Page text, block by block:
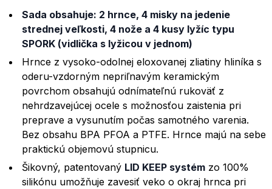
Sada obsahuje: 2 hrnce, 4 misky na jedenie
strednej veľkosti, 4 nože a 4 kusy lyžíc typu
SPORK (vidlička s lyžicou v jednom)
Hrnce z vysoko-odolnej eloxovanej zliatiny hliníka s
oderu-vzdorným nepriľnavým keramickým
povrchom obsahujú odnímateľnú rukoväť z
nehrdzavejúcej ocele s možnosťou zaistenia pri
preprave a vysunutím počas samotného varenia.
Bez obsahu BPA PFOA a PTFE. Hrnce majú na sebe
praktickú objemovú stupnicu.
Šikovný, patentovaný LID KEEP systém zo 100%
silikónu umožňuje zavesiť veko o okraj hrnca pri